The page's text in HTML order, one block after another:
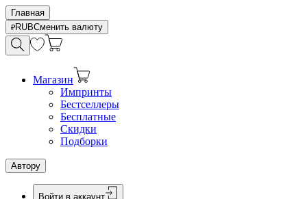
Главная
RUBСменить валюту
Магазин
Импринты
Бестселлеры
Бесплатные
Скидки
Подборки
Автору
Войти в аккаунт